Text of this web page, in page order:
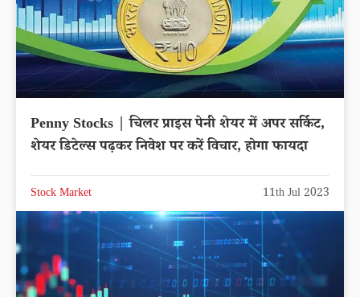
Penny Stocks | चिलर प्राइस पेनी शेयर में अपर सर्किट,
शेयर डिटेल्स पढ़कर निवेश पर करें विचार, होगा फायदा
Stock Market 11th Jul 2023